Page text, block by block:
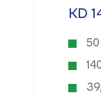
KD
50